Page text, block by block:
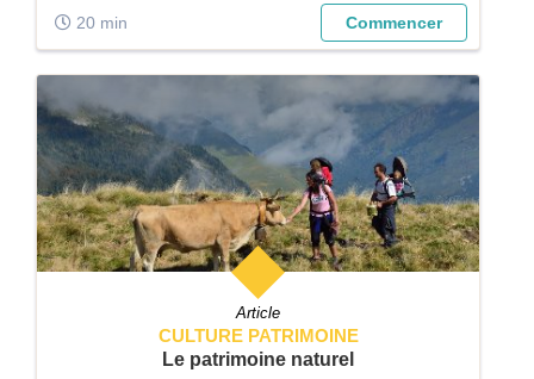
20 min Commencer
Article
CULTURE PATRIMOINE
Le patrimoine naturel